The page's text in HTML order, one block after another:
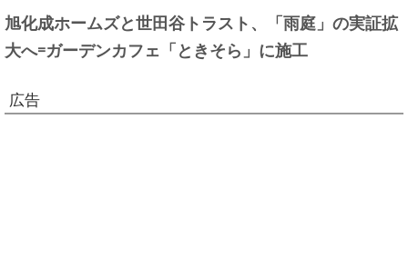
旭化成ホームズと世田谷トラスト、「雨庭」の実証拡
大へ=ガーデンカフェ「ときそら」に施工
広告